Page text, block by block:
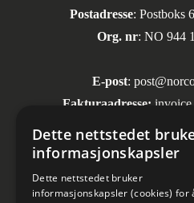
Sosiale
Postadresse: Postboks
Org. nr: NO 944
E-post:
Fakturaadresse:
Dette nettstedet
informasjonskapsler
Dette nettstedet bruker
informasjonskapsler (cookies) for